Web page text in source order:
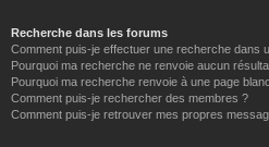
Recherche dans les forums
Comment puis-je effectuer une recherche dans
Pourquoi ma recherche ne renvoie aucun
Pourquoi ma recherche renvoie à une page
Comment puis-je rechercher des membres ?
Comment puis-je retrouver mes propres